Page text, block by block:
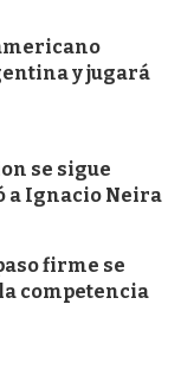
y jugará
se sigue
a Ignacio Neira
firme se
competencia